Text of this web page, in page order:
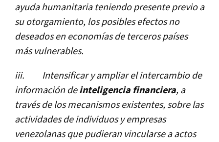
ayuda humanitaria teniendo presente previo a
su otorgamiento, los posibles efectos no
deseados en economí­as de terceros paí­ses
más vulnerables.
iii.
Intensificar y ampliar el intercambio de
información deinteligencia financiera, a
través de los mecanismos existentes, sobre las
actividades de individuos y empresas
venezolanas que pudieran vincularse a actos